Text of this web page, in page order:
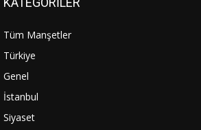
Tüm Manşetler
Türkiye
Genel
İstanbul
Siyaset